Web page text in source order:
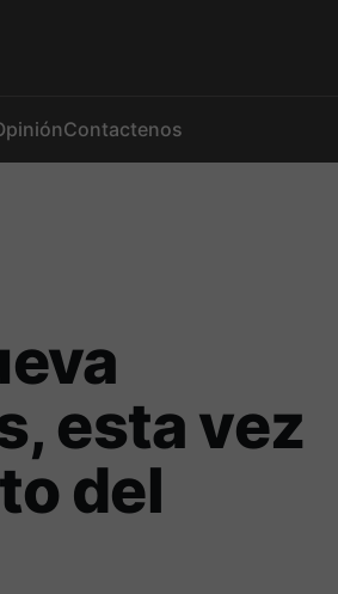
Contactenos
esta vez
del